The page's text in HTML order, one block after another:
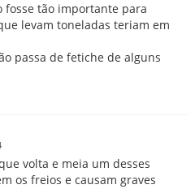
fosse tão importante para
levam toneladas teriam em
passa de fetiche de alguns
volta e meia um desses
os freios e causam graves